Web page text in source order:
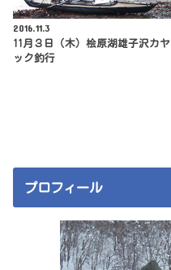
2016.11.3
11月３日（木）桧原湖雄子沢カヤ
ック釣行
プロフィール